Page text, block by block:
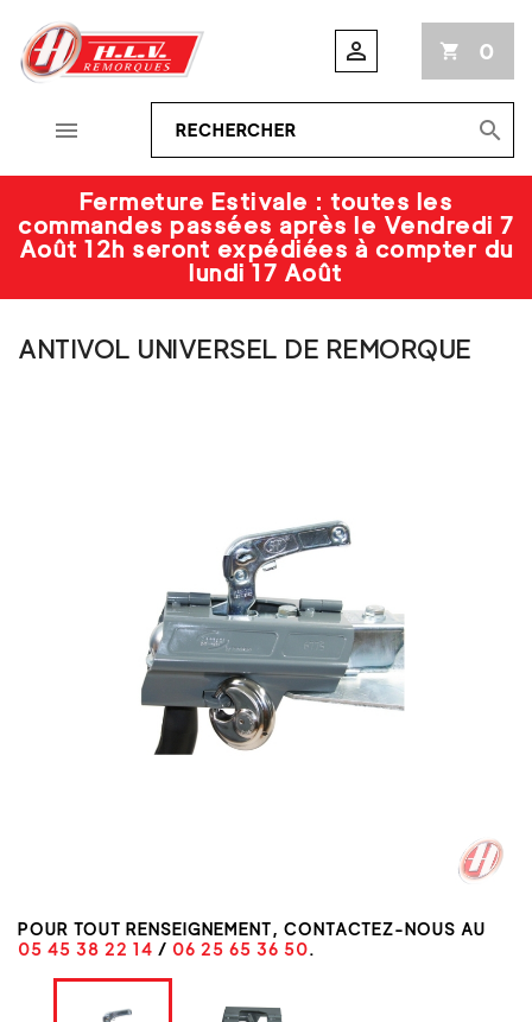
 shopping_cart 0
 
Fermeture Estivale : toutes les
commandes passées après le Vendredi 7
Août 12h seront expédiées à compter du
lundi 17 Août
ANTIVOL UNIVERSEL DE REMORQUE
POUR TOUT RENSEIGNEMENT, CONTACTEZ-NOUS AU
05 45 38 22 14 / 06 25 65 36 50.